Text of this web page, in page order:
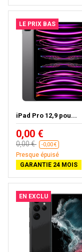
LE PRIX BAS
iPad Pro 12,9 pou...
0,00 €
0,00 € -0,00 €
Presque épuisé
GARANTIE 24 MOIS
EN EXCLU